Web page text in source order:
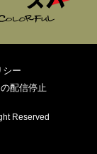
シー
配信停止
Reserved